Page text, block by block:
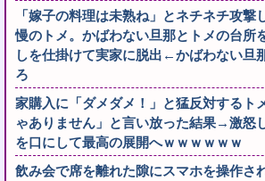
「嫁子の料理は未熟ね」とネチネチ攻撃
慢のトメ。かばわない旦那とトメの台所
しを仕掛けて実家に脱出←かばわない旦
ろ
家購入に「ダメダメ！」と猛反対するト
ゃありません」と言い放った結果→激怒
を口にして最高の展開へｗｗｗｗｗｗ
飲み会で席を離れた隙にスマホを操作さ